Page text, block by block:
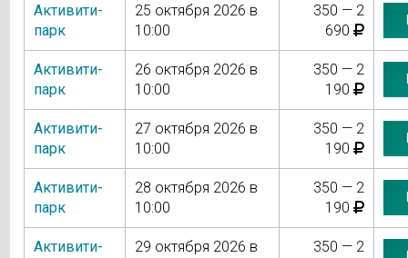
Активити-
парк
25 октября 2026 в
10:00
350 — 2
690
Активити-
парк
26 октября 2026 в
10:00
350 — 2
190
Активити-
парк
27 октября 2026 в
10:00
350 — 2
190
Активити-
парк
28 октября 2026 в
10:00
350 — 2
190
Активити-
29 октября 2026 в
350 — 2